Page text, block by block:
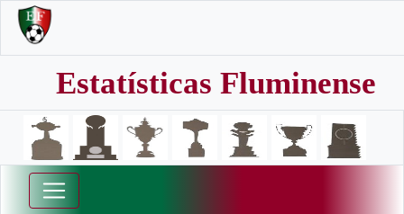
Estatísticas Fluminense